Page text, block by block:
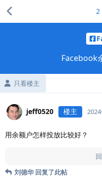
Facebook
只看楼主
2
jeff0520 楼主
用余额户怎样投放比较好？
刘德华回复了此帖